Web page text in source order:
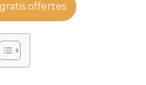
offertes